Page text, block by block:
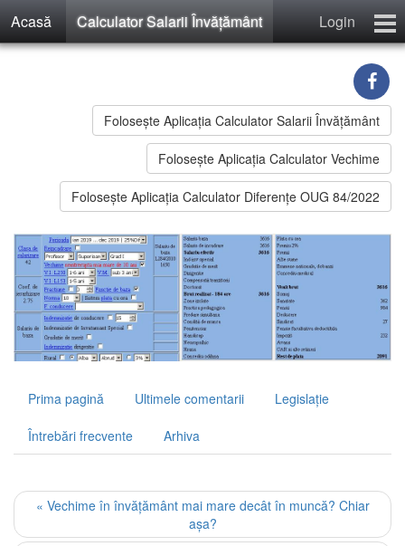
Acasă Calculator Salarii Învăţământ
Login
Învăţământ Preuniversitar
Recenzii
Contact
Înregistrare
Foloseşte Aplicaţia Calculator Salarii Învățământ
Folosește Aplicația Calculator Vechime
Foloseşte Aplicaţia Calculator Diferențe OUG 84/2022
Prima pagină Ultimele comentarii Legislaţie
Întrebări frecvente Arhiva
« Vechime în învăţământ mai mare decât în muncă? Chiar
aşa?